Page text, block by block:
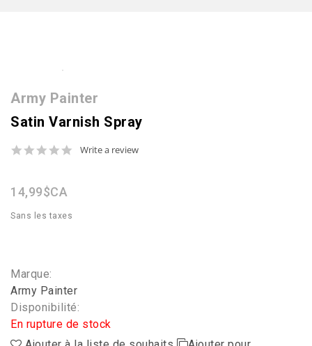
Army Painter
Satin Varnish Spray
0.0
Write a review
14,99$CA
Sans les taxes
Marque:
Army Painter
Disponibilité:
En rupture de stock